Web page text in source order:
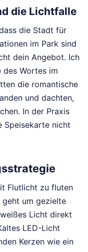
die Lichtfalle
die Stadt für
im Park sind
dein Angebot. Ich
des Wortes im
die romantische
und dachten,
In der Praxis
Speisekarte nicht
Flutlicht zu fluten
geht um gezielte
Licht direkt
LED-Licht
Kerzen wie ein